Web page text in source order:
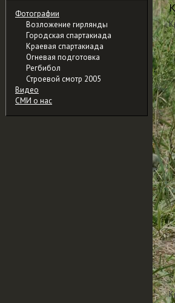
Фотографии
Возложение гирлянды
Городская спартакиада
Краевая спартакиада
Огневая подготовка
Регбибол
Строевой смотр 2005
Видео
СМИ о нас